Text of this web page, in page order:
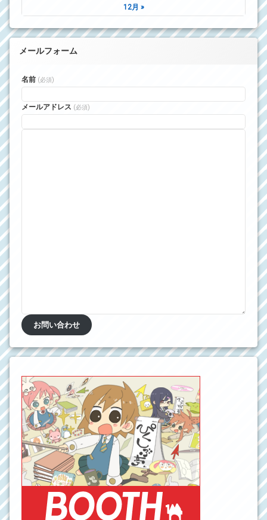
12月 »
メールフォーム
名前 (必須)
メールアドレス (必須)
お問い合わせ